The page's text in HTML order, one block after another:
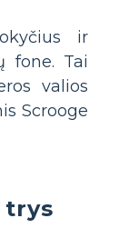
ir
fone. Tai
valios
Scrooge
trys